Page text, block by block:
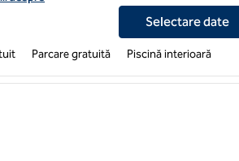
Selectare date
Parcare gratuită Piscină interioară